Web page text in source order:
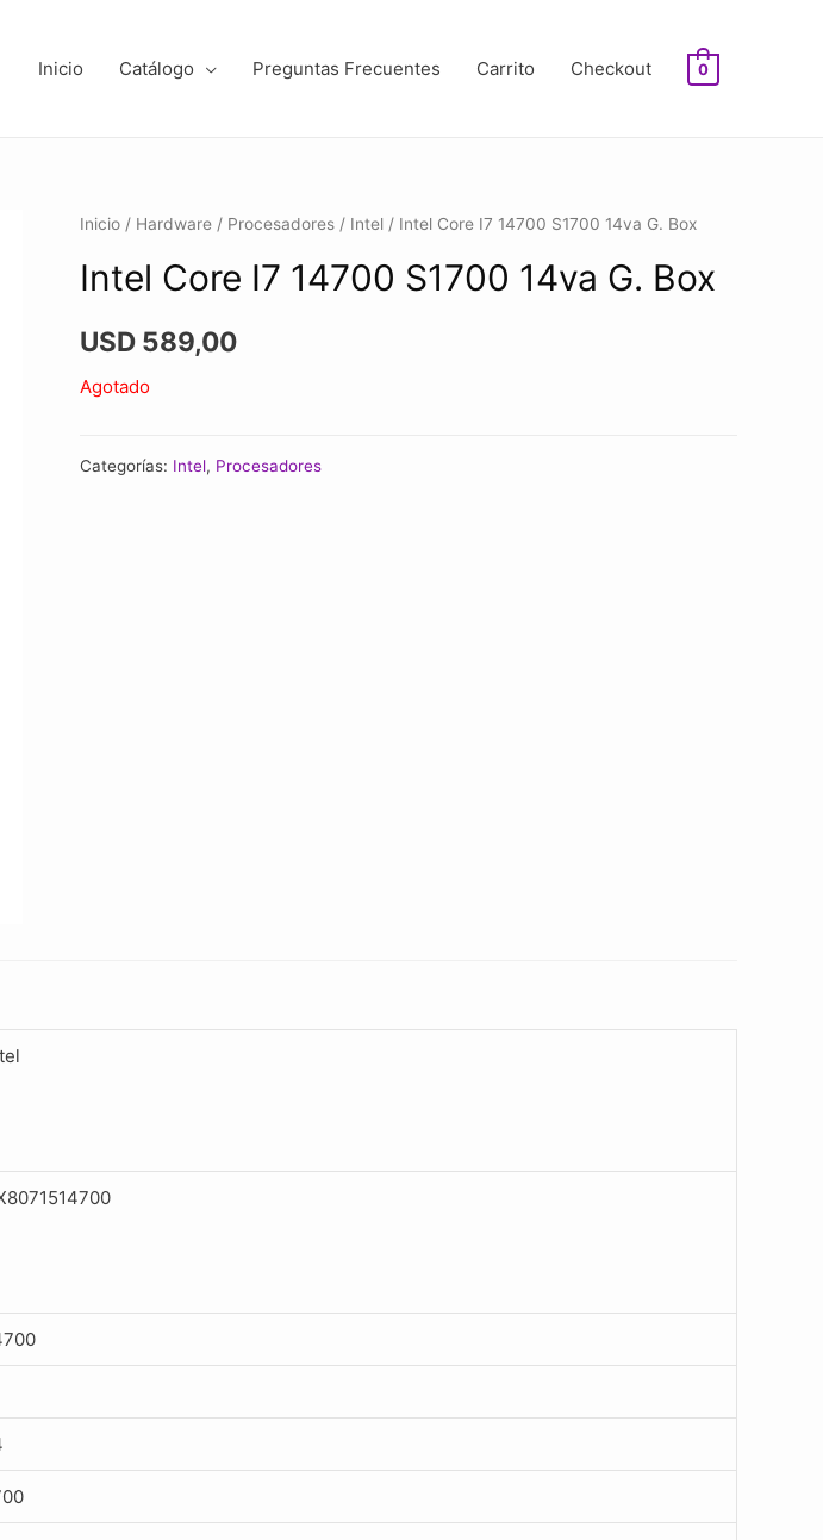
Inicio Catálogo Preguntas Frecuentes Carrito Checkout 0
Inicio / Hardware / Procesadores / Intel / Intel Core I7 14700 S1700 14va G. Box
Intel Core I7 14700 S1700 14va G. Box
USD 589,00
Agotado
Categorías: Intel, Procesadores